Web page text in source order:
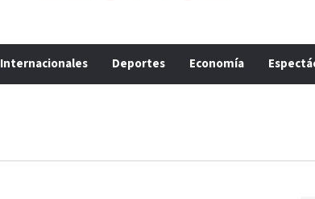
Internacionales Deportes Economía